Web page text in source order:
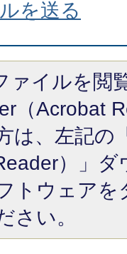
を送る
ァイルを閲
（Acrobat
は、左記の
）」
トウェア
さい。